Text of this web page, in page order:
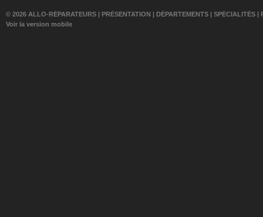
© 2026 ALLO-RÉPARATEURS | PRÉSENTATION | DÉPARTEMENTS | SPÉCIALITÉS |
Voir la version mobile